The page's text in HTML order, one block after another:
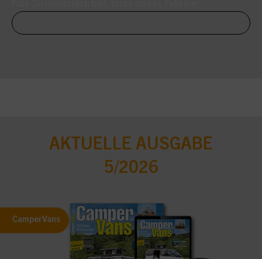
AKTUELLE AUSGABE
5/2026
CamperVans